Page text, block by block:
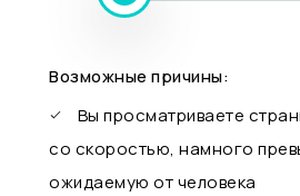
Возможные причины:
Вы просматриваете
со скоростью, намного
ожидаемую от человека